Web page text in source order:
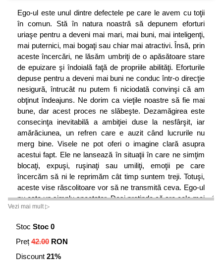
Ego-ul este unul dintre defectele pe care le avem cu toţii
în comun. Stă în natura noastră să depunem eforturi
uriaşe pentru a deveni mai mari, mai buni, mai inteligenţi,
mai puternici, mai bogaţi sau chiar mai atractivi. Însă, prin
aceste încercări, ne lăsăm umbriţi de o apăsătoare stare
de epuizare şi îndoială faţă de propriile abilităţi. Eforturile
depuse pentru a deveni mai buni ne conduc într-o direcţie
nesigură, întrucât nu putem fi niciodată convinşi că am
obţinut îndeajuns. Ne dorim ca vieţile noastre să fie mai
bune, dar acest proces ne slăbeşte. Dezamăgirea este
consecinţa inevitabilă a ambiţiei duse la nesfârşit, iar
amărăciunea, un refren care e auzit când lucrurile nu
merg bine. Visele ne pot oferi o imagine clară asupra
acestui fapt. Ele ne lansează în situaţii în care ne simţim
blocaţi, expuşi, ruşinaţi sau umiliţi, emoţii pe care
încercăm să ni le reprimăm cât timp suntem treji. Totuşi,
aceste vise răscolitoare vor să ne transmită ceva. Ego-ul
nu este un simplu spectator. Deşi pretinde că are cele mai
bune interese, prin neobosita goană după atenţie şi putere,
atingă. Ego-ul are nevoie de ajutorul nostru. Dacă vrem o
existenţă care să ne mulţumească, trebuie să învăţăm
cum să ne eliberăm din strânsoarea sa.
Vezi mai mult ▷
Stoc Stoc 0
Preț 42.00 RON
Discount 21%